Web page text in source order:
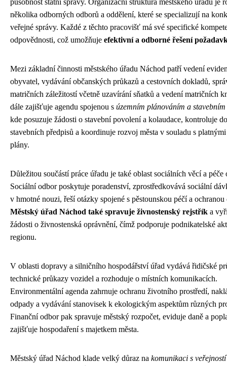
působnost státní správy. Organizační struktura městského úřadu je
několika odborných odborů a oddělení, které se specializují na
veřejné správy. Každé z těchto pracovišť má své specifické
odpovědnosti, což umožňuje efektivní a odborné řešení
Mezi základní činnosti městského úřadu Náchod patří vedení
obyvatel, vydávání občanských průkazů a cestovních dokladů,
matričních záležitostí včetně uzavírání sňatků a vedení matričních
dále zajišťuje agendu spojenou s územním plánováním a
kde posuzuje žádosti o stavební povolení a kolaudace, kontroluje
stavebních předpisů a koordinuje rozvoj města v souladu s
plány.
Důležitou součástí práce úřadu je také oblast sociálních věcí a péče
Sociální odbor poskytuje poradenství, zprostředkovává sociální
v hmotné nouzi, řeší otázky spojené s pěstounskou péčí a ochranou
Městský úřad Náchod také spravuje živnostenský rejstřík a
žádosti o živnostenská oprávnění, čímž podporuje podnikatelské
regionu.
V oblasti dopravy a silničního hospodářství úřad vydává řidičské
technické průkazy vozidel a rozhoduje o místních komunikacích.
Environmentální agenda zahrnuje ochranu životního prostředí,
odpady a vydávání stanovisek k ekologickým aspektům různých
Finanční odbor pak spravuje městský rozpočet, eviduje daně a
zajišťuje hospodaření s majetkem města.
Městský úřad Náchod klade velký důraz na komunikaci s